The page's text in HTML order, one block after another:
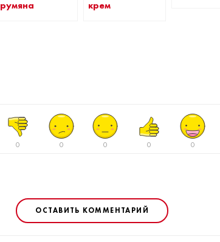
румяна
крем
0 0 0 0 0
ОСТАВИТЬ КОММЕНТАРИЙ